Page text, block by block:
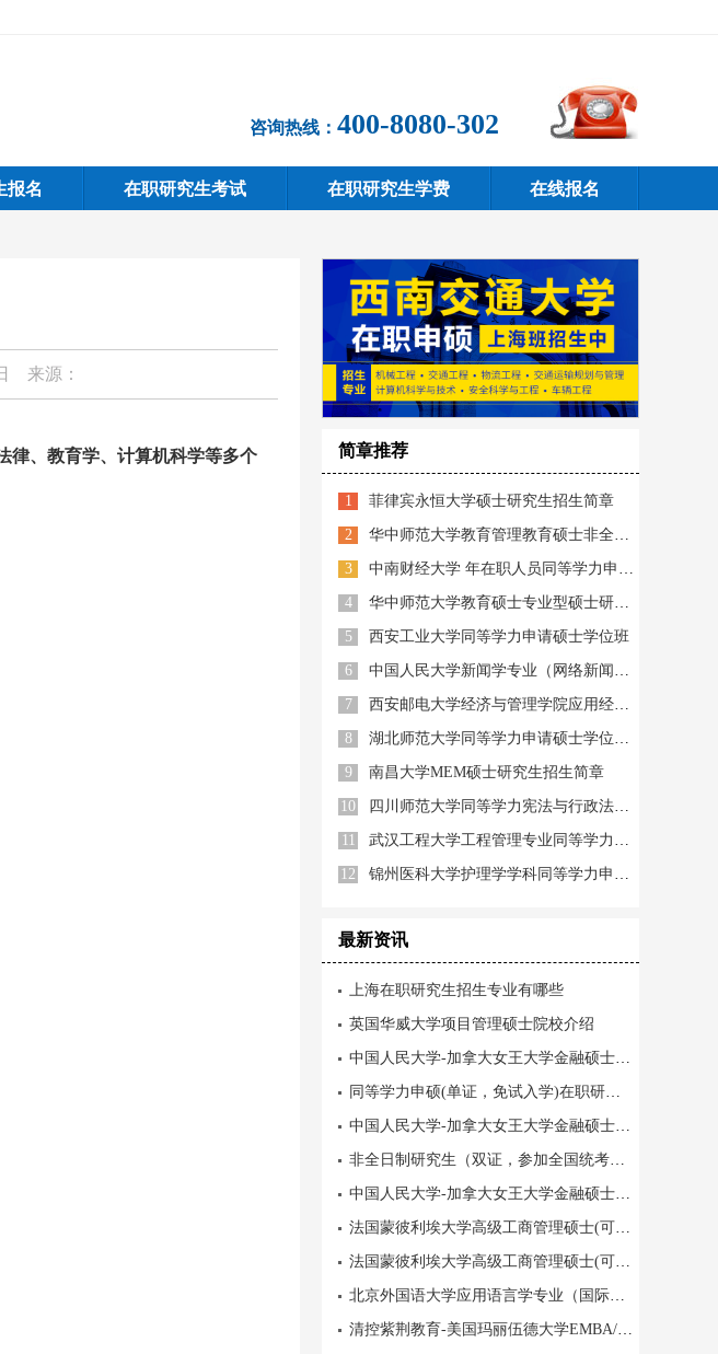
咨询热线： 400-8080-302
报名 在职研究生考试 在职研究生学费 在线报名
来源：
律、教育学、计算机科学等多个
简章推荐
1 菲律宾永恒大学硕士研究生招生简章
2 华中师范大学教育管理教育硕士非全日制
3 中南财经大学 年在职人员同等学力申硕招生简章
4 华中师范大学教育硕士专业型硕士研究生
5 西安工业大学同等学力申请硕士学位班
6 中国人民大学新闻学专业（网络新闻与新媒体方向）研修班
7 西安邮电大学经济与管理学院应用经济学专业数字经济方向高级研修班
8 湖北师范大学同等学力申请硕士学位信息计算与智能系统专业招生简章
9 南昌大学MEM硕士研究生招生简章
10 四川师范大学同等学力宪法与行政法学专业申请硕士学位
11 武汉工程大学工程管理专业同等学力人员申请硕士学位招生简章
12 锦州医科大学护理学学科同等学力申硕招生简章
最新资讯
上海在职研究生招生专业有哪些
英国华威大学项目管理硕士院校介绍
中国人民大学-加拿大女王大学金融硕士项目【课程设置】
同等学力申硕(单证，免试入学)在职研究生报名时间
中国人民大学-加拿大女王大学金融硕士项目(双语班)院校简介
非全日制研究生（双证，参加全国统考）报考时间
中国人民大学-加拿大女王大学金融硕士项目（双语班）
法国蒙彼利埃大学高级工商管理硕士(可持续管理)EMSM培养目标
法国蒙彼利埃大学高级工商管理硕士(可持续管理)EMSM
北京外国语大学应用语言学专业（国际中文教育方向）
清控紫荆教育-美国玛丽伍德大学EMBA/MBA项目